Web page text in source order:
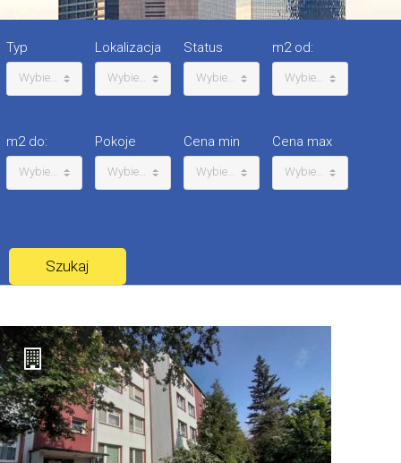
Typ
Wybierz
Lokalizacja
Wybierz
Status
Wybierz
m2 od:
Wybierz
m2 do:
Wybierz
Pokoje
Wybierz
Cena min
Wybierz
Cena max
Wybierz